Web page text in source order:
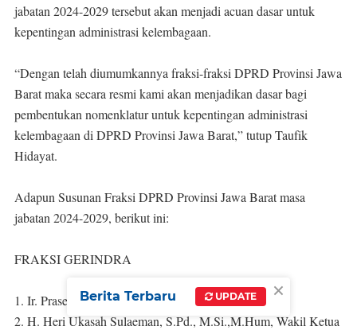
jabatan 2024-2029 tersebut akan menjadi acuan dasar untuk
kepentingan administrasi kelembagaan.
“Dengan telah diumumkannya fraksi-fraksi DPRD Provinsi Jawa
Barat maka secara resmi kami akan menjadikan dasar bagi
pembentukan nomenklatur untuk kepentingan administrasi
kelembagaan di DPRD Provinsi Jawa Barat,” tutup Taufik
Hidayat.
Adapun Susunan Fraksi DPRD Provinsi Jawa Barat masa
jabatan 2024-2029, berikut ini:
FRAKSI GERINDRA
1. Ir. Prasetyawati, MM, Ketua
2. H. Heri Ukasah Sulaeman, S.Pd., M.Si.,M.Hum, Wakil Ketua
×
Berita Terbaru UPDATE